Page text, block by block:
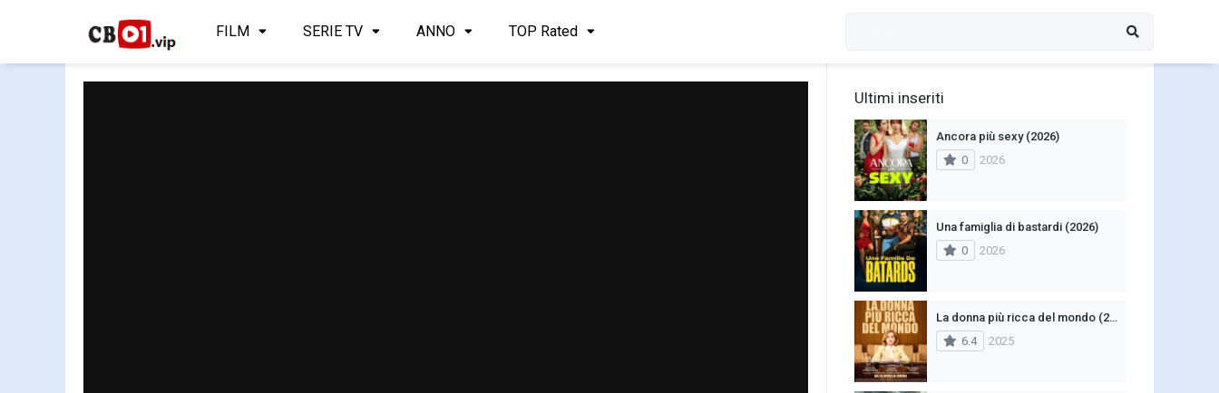
FILM SERIE TV ANNO TOP Rated
Ultimi inseriti
Ancora più sexy (2026)
0
2026
Una famiglia di bastardi (2026)
0
2026
La donna più ricca del mondo (2025)
6.4
2025